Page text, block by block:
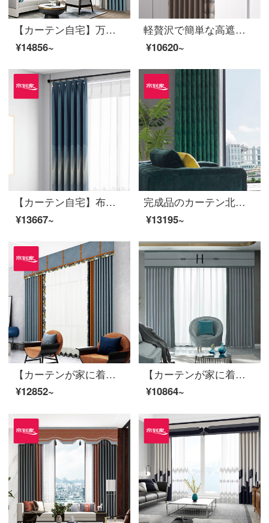
【カーテン自宅】万里の長城カーテンの完成品オーダーメードダウンウィンドウの高遮光リビングルームのジャカード定型化ステッチ取付JBLW-011 Sフック/カーテンヘッドを含まない(高さ2.6 m以内で改変可能)XLカーテンのセット/ダブルオープン(適用窓の幅4.1-4.4 m)
¥14856~
軽贅沢で簡単な高遮光テーピングカーテン完成品上海灘リビングルームの床のカーテンにLDC 20 SSC-70タップを取り付ける/カーテンヘッドを含まない(高さ2.6 m以内は変更可能)XLのカーテンセット/ダブルオープン(適用窓の幅は4.1-1.4 m)
¥10620~
【カーテン自宅】布芸カーテン完成品の青いダンスはシームレスに現代のジャカード高精密高遮光リビングルームの光豪華注文ダウン窓LDC 20 SSA-1601ホールを作る/カーテンヘッドを含まない(高さ2.6メートル以内で変更可能)XLのカーテンセット/ダブルオープン(適用窓幅3.5-4.1メートル)
¥13667~
完成品のカーテン北欧高遮光現代カスタマイズ迷野の魔法使いポリエステルの布のカーテン花リビングルームの床面合わせ窓LDC 20 SSC-72ノック/カーテンなし(高さ2.6メートル以内で変更可能)XLのカーテンセット/ダブルオープン(適用窓の幅4.1-1.4メートル)
¥13195~
【カーテンが家に着く】簡単カーテンの完成品をつなぎ合わせてリビングルームの高遮光カスタマイズすると面白いです。青い綿の麻の花模様が定型化された床窓JBLW-002 Sフック/カーテンヘッドを含まない(高さ2.6メートル以内で改変可能)XLのカーテンセット/ダブルオープン(適用窓の幅4.1-1.4メートル)
¥12852~
【カーテンが家に着く】カーテン製品の光豪華高遮光ジャカードの拡散林壁透綴定型化ポリエステルリビングルームの近代的な注文ダウン窓JBLW 016 Sフック/カーテンヘッドを含まない(高2.6メートル以内で変更可能)XLのカーテンセット/ダブルオープン(適用窓の幅4.1-1.4メートル)
¥10864~